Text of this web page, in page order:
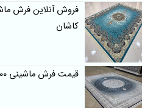
فروش آنلاین فرش ماشینی
کاشان
قیمت فرش ماشینی 1500 شانه